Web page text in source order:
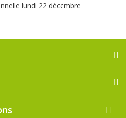
lundi 22 décembre